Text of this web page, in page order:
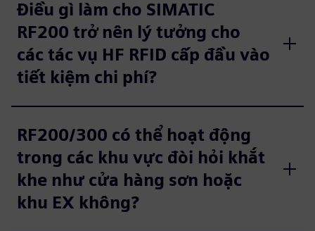
Điều gì làm cho SIMATIC
RF200 trở nên lý tưởng cho
các tác vụ HF RFID cấp đầu vào
tiết kiệm chi phí?
RF200/300 có thể hoạt động
trong các khu vực đòi hỏi khắt
khe như cửa hàng sơn hoặc
khu EX không?